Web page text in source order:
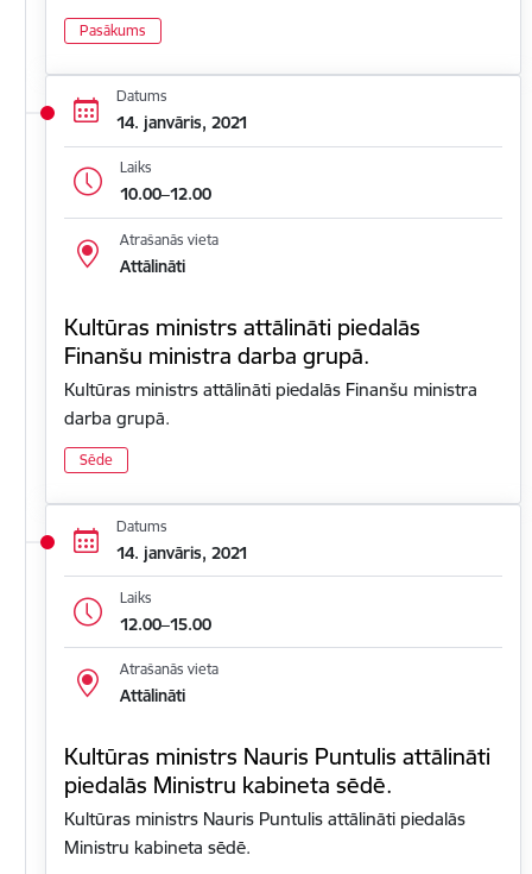
Pasākums
Datums
14. janvāris, 2021
Laiks
10.00–12.00
Atrašanās vieta
Attālināti
Kultūras ministrs attālināti piedalās
Finanšu ministra darba grupā.
Kultūras ministrs attālināti piedalās Finanšu ministra
darba grupā.
Sēde
Datums
14. janvāris, 2021
Laiks
12.00–15.00
Atrašanās vieta
Attālināti
Kultūras ministrs Nauris Puntulis attālināti
piedalās Ministru kabineta sēdē.
Kultūras ministrs Nauris Puntulis attālināti piedalās
Ministru kabineta sēdē.